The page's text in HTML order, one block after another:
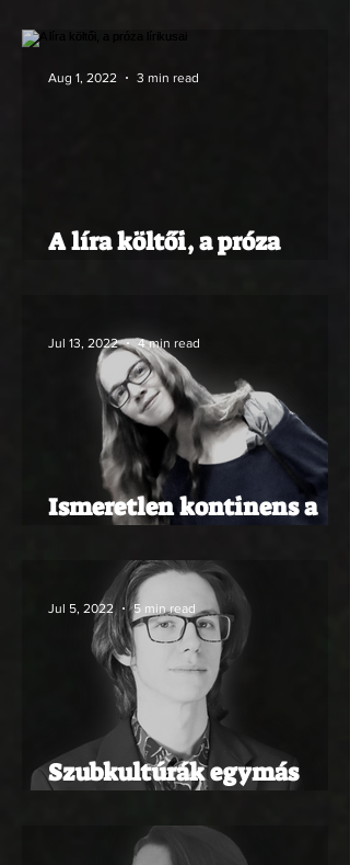
Budapest
A líra költői, a próza
Aug 1, 2022 3 min read
Ismeretlen kontinens a
Jul 13, 2022 4 min read
Szubkultúrák egymás
Jul 5, 2022 5 min read